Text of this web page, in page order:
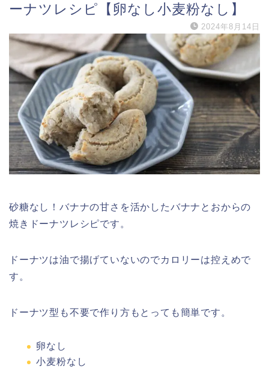
ーナツレシピ【卵なし小麦粉なし】
2024年8月14日
砂糖なし！バナナの甘さを活かしたバナナとおからの
焼きドーナツレシピです。
ドーナツは油で揚げていないのでカロリーは控えめで
す。
ドーナツ型も不要で作り方もとっても簡単です。
卵なし
小麦粉なし